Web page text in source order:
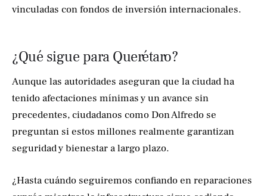
vinculadas con fondos de inversión internacionales.
¿Qué sigue para Querétaro?
Aunque las autoridades aseguran que la ciudad ha
tenido afectaciones mínimas y un avance sin
precedentes, ciudadanos como Don Alfredo se
preguntan si estos millones realmente garantizan
seguridad y bienestar a largo plazo.
¿Hasta cuándo seguiremos confiando en reparaciones